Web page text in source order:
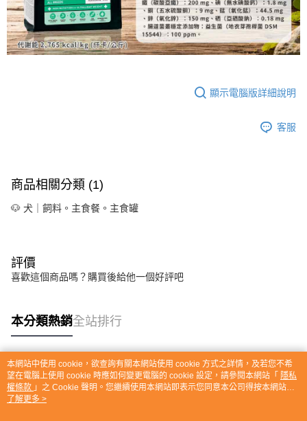
顯示電腦版詳細說明
客服
商品相關分類 (1)
🐶 犬｜飼料。主食餐。主食罐
評價
喜歡這個商品嗎？購買後給他一個好評吧
本分類熱銷全站排行
熱門標籤
本網站中使用 cookie，欲查詢有關本網站使用 cookie 方式之詳情，及若您不希
望在電腦上使用 cookie 時應如何變更電腦的 cookie 設定，請參閱本網站「 隱私
權條款 」之 Cookie 聲明。您繼續使用本網站即表示您同意本公司得按本網站使
用條款之 Cookie 聲明使用 cookie。
了解更多 >